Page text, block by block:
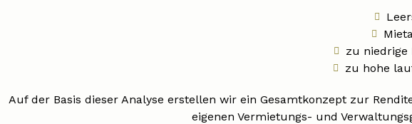
zu niedrige
zu hohe
Auf der Basis dieser Analyse erstellen wir ein Gesamtkonzept zur
eigenen Vermietungs- und